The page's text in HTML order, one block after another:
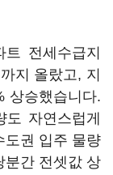
전세수급지
지 올랐고, 지
상승했습니다.
자연스럽게
도권 입주 물량
분간 전셋값 상